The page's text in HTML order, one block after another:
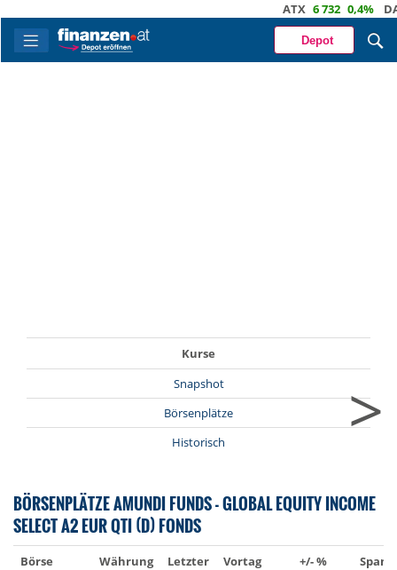
ATX 6 732 0,4% DAX
Depot
Kurse
Snapshot
Börsenplätze
Historisch
>
BÖRSENPLÄTZE AMUNDI FUNDS - GLOBAL EQUITY INCOME
SELECT A2 EUR QTI (D) FONDS
Börse Währung Letzter Vortag +/- %